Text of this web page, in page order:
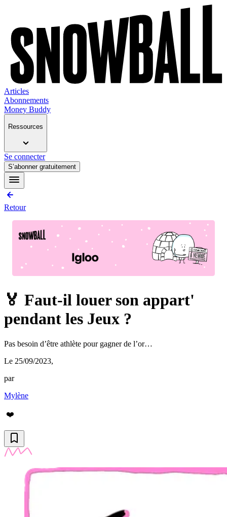
Articles
Abonnements
Money Buddy
Ressources
Se connecter
S’abonner gratuitement
Retour
🏅 Faut-il louer son appart'
pendant les Jeux ?
Pas besoin d’être athlète pour gagner de l’or…
Le 25/09/2023,
par
Mylène
❤️